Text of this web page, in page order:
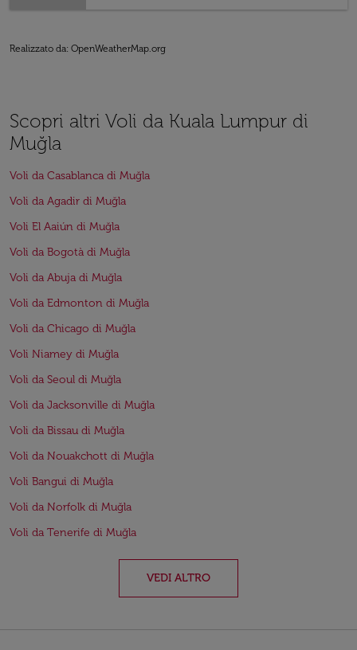
Realizzato da: OpenWeatherMap.org
Scopri altri Voli da Kuala Lumpur di
Muğla
Voli da Casablanca di Muğla
Voli da Agadir di Muğla
Voli El Aaiún di Muğla
Voli da Bogotà di Muğla
Voli da Abuja di Muğla
Voli da Edmonton di Muğla
Voli da Chicago di Muğla
Voli Niamey di Muğla
Voli da Seoul di Muğla
Voli da Jacksonville di Muğla
Voli da Bissau di Muğla
Voli da Nouakchott di Muğla
Voli Bangui di Muğla
Voli da Norfolk di Muğla
Voli da Tenerife di Muğla
VEDI ALTRO